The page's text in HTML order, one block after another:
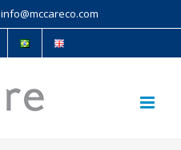
info@mccareco.com